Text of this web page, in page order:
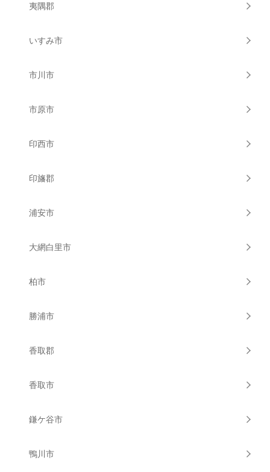
夷隅郡
いすみ市
市川市
市原市
印西市
印旛郡
浦安市
大網白里市
柏市
勝浦市
香取郡
香取市
鎌ケ谷市
鴨川市